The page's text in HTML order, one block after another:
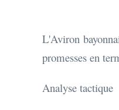
L'Aviron
promesses en
Analyse tactique